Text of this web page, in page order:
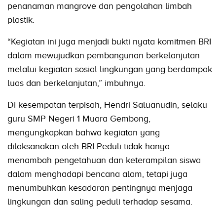
penanaman mangrove dan pengolahan limbah
plastik.
“Kegiatan ini juga menjadi bukti nyata komitmen BRI
dalam mewujudkan pembangunan berkelanjutan
melalui kegiatan sosial lingkungan yang berdampak
luas dan berkelanjutan,” imbuhnya.
Di kesempatan terpisah, Hendri Saluanudin, selaku
guru SMP Negeri 1 Muara Gembong,
mengungkapkan bahwa kegiatan yang
dilaksanakan oleh BRI Peduli tidak hanya
menambah pengetahuan dan keterampilan siswa
dalam menghadapi bencana alam, tetapi juga
menumbuhkan kesadaran pentingnya menjaga
lingkungan dan saling peduli terhadap sesama.